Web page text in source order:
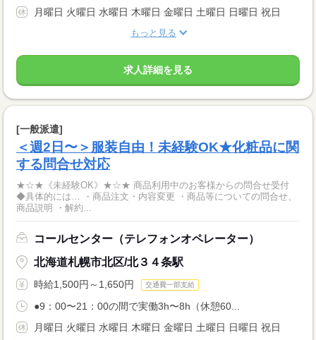
月曜日 火曜日 水曜日 木曜日 金曜日 土曜日 日曜日 祝日
もっと見る
求人詳細を見る
[一般派遣]
＜週2日〜＞服装自由！未経験OK★化粧品に関
する問合せ対応
★☆★《未経験OK》★☆★ 商品利用中のお客様からの問合せ受付
◆具体的には… ・商品注文・内容変更 ・商品等についての問合せ、
商品説明 ・解約...
コールセンター（テレフォンオペレーター）
北海道札幌市北区/北３４条駅
時給1,500円～1,650円 交通費一部支給
●9：00〜21：00の間で実働3h〜8h（休憩60...
月曜日 火曜日 水曜日 木曜日 金曜日 土曜日 日曜日 祝日